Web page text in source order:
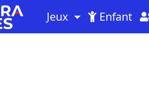
Jeux Enfant